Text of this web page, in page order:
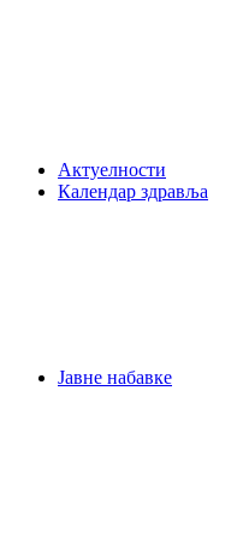
Актуелности
Календар здравља
Јавне набавке